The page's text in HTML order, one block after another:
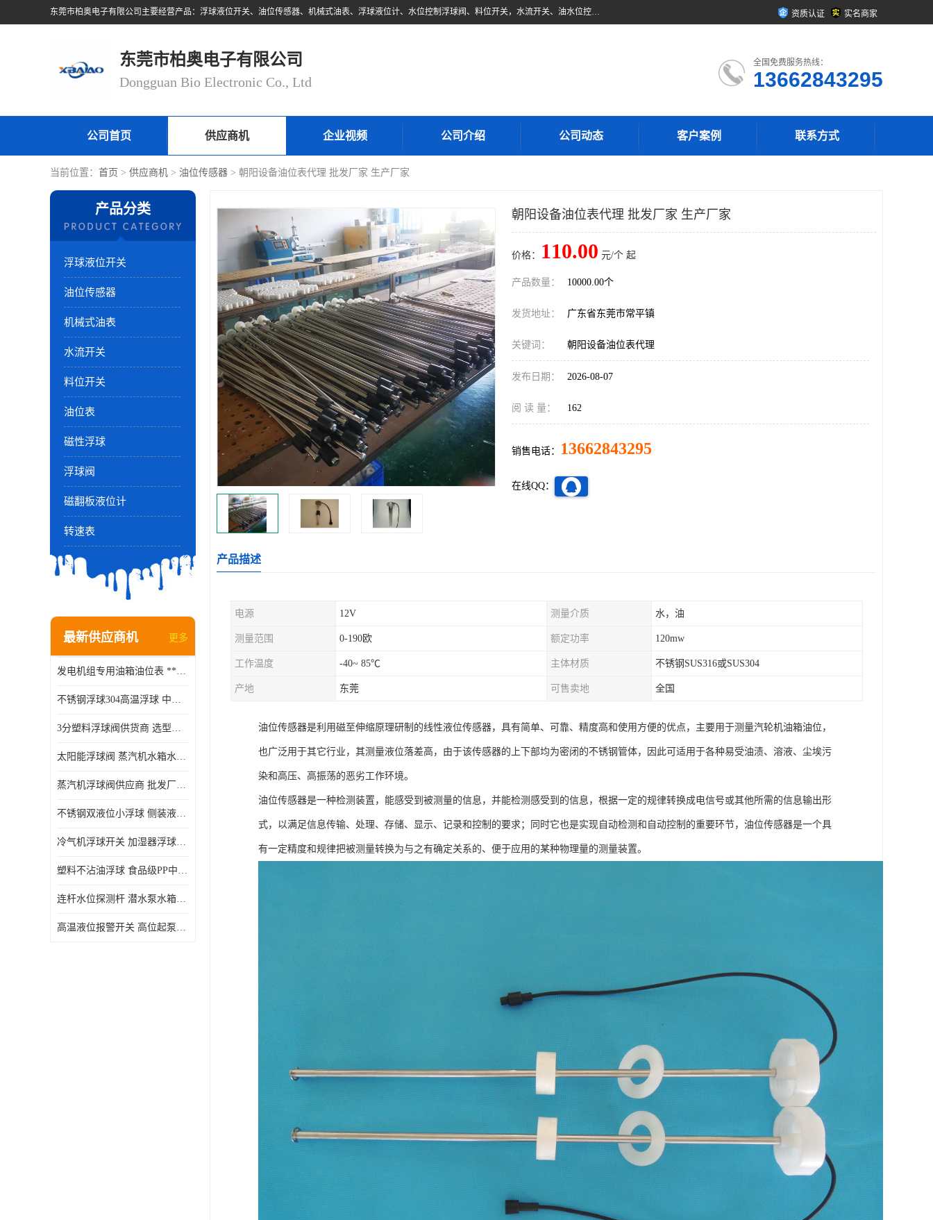
东莞市柏奥电子有限公司主要经营产品：浮球液位开关、油位传感器、机械式油表、浮球液位计、水位控制浮球阀、料位开关，水流开关、油水位控制配套仪表等。柏奥电子，您可信赖的合作伙伴 资质认证 实名商家
东莞市柏奥电子有限公司
Dongguan Bio Electronic Co., Ltd
全国免费服务热线：
13662843295
公司首页 供应商机 企业视频 公司介绍 公司动态 客户案例 联系方式
当前位置： 首页 > 供应商机 > 油位传感器 > 朝阳设备油位表代理 批发厂家 生产厂家
产品分类
浮球液位开关
油位传感器
机械式油表
水流开关
料位开关
油位表
磁性浮球
浮球阀
磁翻板液位计
转速表
最新供应商机 更多
发电机组专用油箱油位表 **指针式机械式油表
不锈钢浮球304高温浮球 中空磁性浮球 规格齐全
3分塑料浮球阀供货商 选型说明
太阳能浮球阀 蒸汽机水箱水位控制阀 规格齐全
蒸汽机浮球阀供应商 批发厂家 支持定制
不锈钢双液位小浮球 侧装液位开关 金属304/316材质
冷气机浮球开关 加湿器浮球磁环 闪电发货
塑料不沾油浮球 食品级PP中空浮球302514
连杆水位探测杆 潜水泵水箱水位控制器 非标定制
高温液位报警开关 高位起泵低水位停泵 不锈钢浮球开关
朝阳设备油位表代理 批发厂家 生产厂家
价格： 110.00 元/个 起
产品数量： 10000.00个
发货地址： 广东省东莞市常平镇
关键词： 朝阳设备油位表代理
发布日期： 2026-08-07
阅 读 量： 162
销售电话： 13662843295
在线QQ：
产品描述
电源 12V 测量介质 水，油
测量范围 0-190欧 额定功率 120mw
工作温度 -40~ 85℃ 主体材质 不锈钢SUS316或SUS304
产地 东莞 可售卖地 全国
油位传感器是利用磁至伸缩原理研制的线性液位传感器，具有简单、可靠、精度高和使用方便的优点，主要用于测量汽轮机油箱油位，
也广泛用于其它行业，其测量液位落差高，由于该传感器的上下部均为密闭的不锈钢管体，因此可适用于各种易受油渍、溶液、尘埃污
染和高压、高振荡的恶劣工作环境。
油位传感器是一种检测装置，能感受到被测量的信息，并能检测感受到的信息，根据一定的规律转换成电信号或其他所需的信息输出形
式，以满足信息传输、处理、存储、显示、记录和控制的要求；同时它也是实现自动检测和自动控制的重要环节，油位传感器是一个具
有一定精度和规律把被测量转换为与之有确定关系的、便于应用的某种物理量的测量装置。